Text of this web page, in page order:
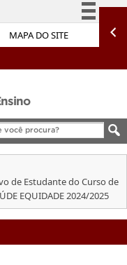
MAPA DO SITE
Simplifique!
à informação
Legislação
Canais
de Estudante do Curso de
EQUIDADE 2024/2025